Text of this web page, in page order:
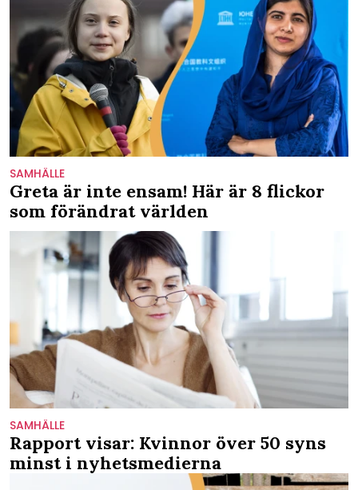
SAMHÄLLE
Greta är inte ensam! Här är 8 flickor
som förändrat världen
SAMHÄLLE
Rapport visar: Kvinnor över 50 syns
minst i nyhetsmedierna